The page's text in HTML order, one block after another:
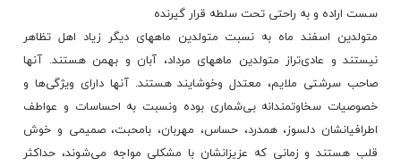
سست‌ اراده‌ و به‌ راحتی‌ تحت‌ سلطه‌ قرار گیرنده‌
متولدین‌ اسفند ماه‌ به‌ نسبت‌ متولدین‌ ماههای‌ دیگر زیاد اهل‌ تظاهر
نیستند و عادی‌تراز متولدین‌ ماههای‌ مرداد، آبان‌ و بهمن‌ هستند. آنها
صاحب‌ سرشتی‌ ملایم‌، معتدل‌ وخوشایند هستند. آنها دارای‌ ویژگی‌ها و
خصوصیات‌ سخاوتمندانه‌ بی‌شماری‌ بوده‌ ونسبت‌ به‌ احساسات‌ و عواطف‌
اطرافیانشان‌ دلسوز، همدرد، حساس‌، مهربان‌، بامحبت‌، صمیمی‌ و خوش‌
قلب‌ هستند و زمانی‌ که‌ عزیزانشان‌ با مشکلی‌ مواجه‌ می‌شوند، حداکثر